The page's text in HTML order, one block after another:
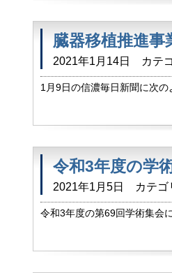
臓器移植推進事
2021年1月14日 カテ
1月9日の信濃毎日新聞に
令和3年度の学
2021年1月5日 カテ
令和3年度の第69回学術集会